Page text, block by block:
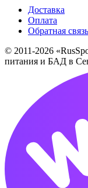
Доставка
Оплата
Обратная связь
© 2011-2026
питания и БАД в